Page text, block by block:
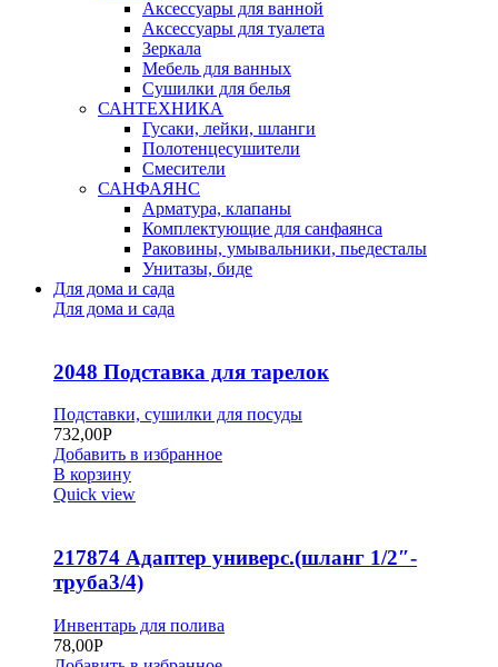
Аксессуары для ванной
Аксессуары для туалета
Зеркала
Мебель для ванных
Сушилки для белья
САНТЕХНИКА
Гусаки, лейки, шланги
Полотенцесушители
Смесители
САНФАЯНС
Арматура, клапаны
Комплектующие для санфаянса
Раковины, умывальники, пьедесталы
Унитазы, биде
Для дома и сада
Для дома и сада
2048 Подставка для тарелок
Подставки, сушилки для посуды
732,00Р
Добавить в избранное
В корзину
Quick view
217874 Адаптер универс.(шланг 1/2″-
труба3/4)
Инвентарь для полива
78,00Р